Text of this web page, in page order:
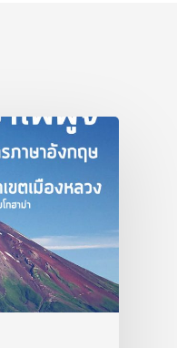
ประเทศญี่ปุ่น
เที่ยวญี่ปุ่นด้ว